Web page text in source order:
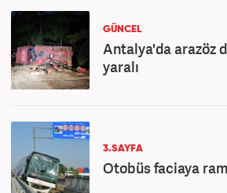
GÜNCEL
Antalya'da arazöz
yaralı
3.SAYFA
Otobüs faciaya